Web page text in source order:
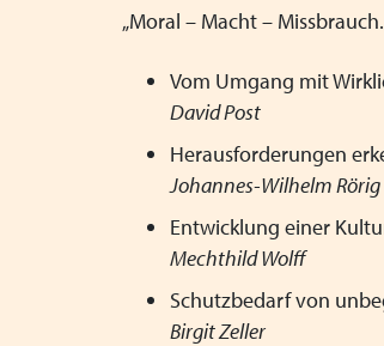
„Moral – Macht –
Vom Umgang mit
David Post
Herausforderungen
Johannes-Wilhelm Rörig
Entwicklung einer
Mechthild Wolff
Schutzbedarf von
Birgit Zeller